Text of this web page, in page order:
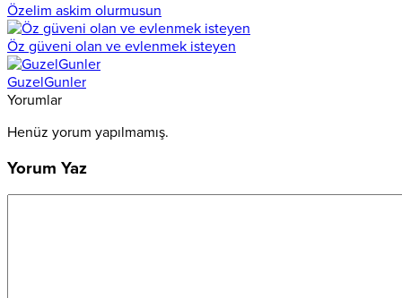
Özelim askim olurmusun
Öz güveni olan ve evlenmek isteyen
GuzelGunler
Yorumlar
Henüz yorum yapılmamış.
Yorum Yaz